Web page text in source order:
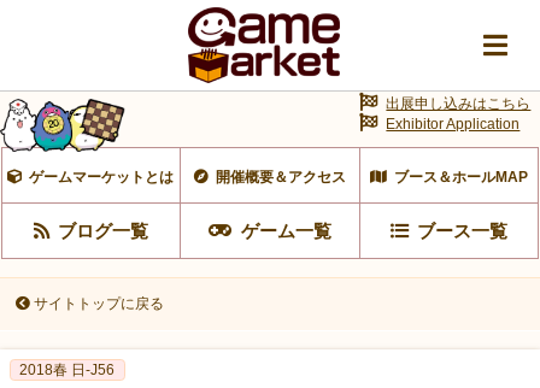
ゲームマーケットとは 開催概要＆アクセス ブース＆ホールMAP
ブログ一覧 ゲーム一覧 ブース一覧
出展申し込みはこちら
Exhibitor Application
サイトトップに戻る
2018春 日-J56